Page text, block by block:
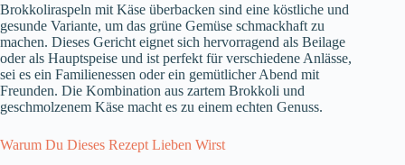
Brokkoliraspeln mit Käse überbacken sind eine köstliche und
gesunde Variante, um das grüne Gemüse schmackhaft zu
machen. Dieses Gericht eignet sich hervorragend als Beilage
oder als Hauptspeise und ist perfekt für verschiedene Anlässe,
sei es ein Familienessen oder ein gemütlicher Abend mit
Freunden. Die Kombination aus zartem Brokkoli und
geschmolzenem Käse macht es zu einem echten Genuss.
Warum Du Dieses Rezept Lieben Wirst